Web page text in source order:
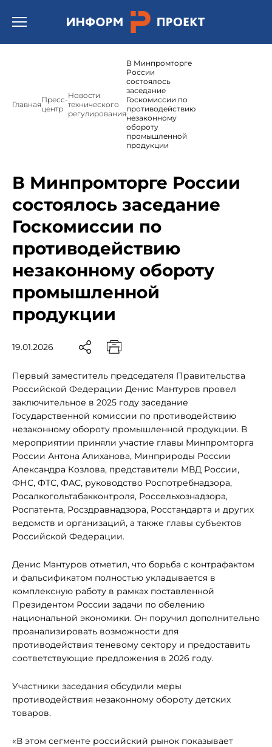
Открыть бургер меню.
ГлавнаяПресс-
центр
Новости
технического
регулирования
В Минпромторге
России
состоялось
заседание
Госкомиссии по
противодействию
незаконному
обороту
промышленной
продукции
В Минпромторге России
состоялось заседание
Госкомиссии по
противодействию
незаконному обороту
промышленной
продукции
19.01.2026
Первый заместитель председателя Правительства
Российской Федерации Денис Мантуров провел
заключительное в 2025 году заседание
Государственной комиссии по противодействию
незаконному обороту промышленной продукции. В
мероприятии приняли участие главы Минпромторга
России Антона Алиханова, Минприроды России
Александра Козлова, представители МВД России,
ФНС, ФТС, ФАС, руководство Роспотребнадзора,
Росалкогольтабакконтроля, Россельхознадзора,
Роспатента, Росздравнадзора, Росстандарта и других
ведомств и организаций, а также главы субъектов
Российской Федерации.
Денис Мантуров отметил, что борьба с контрафактом
и фальсификатом полностью укладывается в
комплексную работу в рамках поставленной
Президентом России задачи по обелению
национальной экономики. Он поручил дополнительно
проанализировать возможности для
противодействия теневому сектору и предоставить
соответствующие предложения в 2026 году.
Участники заседания обсудили меры
противодействия незаконному обороту детских
товаров.
«В этом сегменте российский рынок показывает